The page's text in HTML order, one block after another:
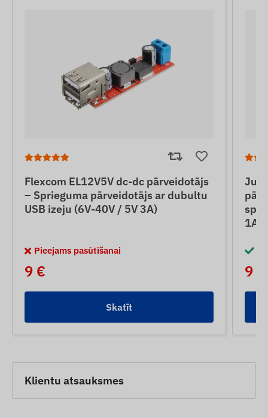
Flexcom EL12V5V dc-dc pārveidotājs
– Sprieguma pārveidotājs ar dubultu
USB izeju (6V-40V / 5V 3A)
Pieejams pasūtīšanai
9 €
Skatīt
1A)
9 €
Klientu atsauksmes